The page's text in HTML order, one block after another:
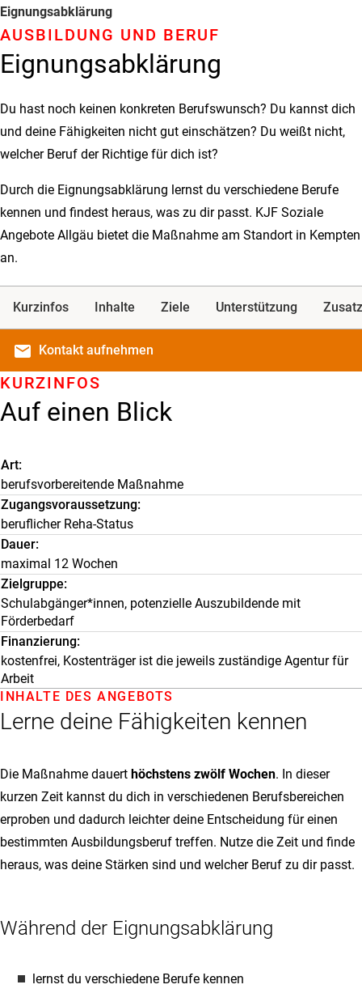
Eignungsabklärung
Eignungsabklärung
AUSBILDUNG UND BERUF
Du hast noch keinen konkreten Berufswunsch? Du kannst dich
und deine Fähigkeiten nicht gut einschätzen? Du weißt nicht,
welcher Beruf der Richtige für dich ist?
Durch die Eignungsabklärung lernst du verschiedene Berufe
kennen und findest heraus, was zu dir passt. KJF Soziale
Angebote Allgäu bietet die Maßnahme am Standort in Kempten
an.
Kurzinfos Inhalte Ziele Unterstützung
email Kontakt aufnehmen
Auf einen Blick
KURZINFOS
Art
berufsvorbereitende Maßnahme
Zugangsvoraussetzung
beruflicher Reha-Status
Dauer
maximal 12 Wochen
Zielgruppe
Schulabgänger*innen, potenzielle Auszubildende mit
Förderbedarf
Finanzierung
kostenfrei, Kostenträger ist die jeweils zuständige Agentur für
Arbeit
Lerne deine Fähigkeiten kennen
INHALTE DES ANGEBOTS
Die Maßnahme dauert höchstens zwölf Wochen. In dieser
kurzen Zeit kannst du dich in verschiedenen Berufsbereichen
erproben und dadurch leichter deine Entscheidung für einen
bestimmten Ausbildungsberuf treffen. Nutze die Zeit und finde
heraus, was deine Stärken sind und welcher Beruf zu dir passt.
Während der Eignungsabklärung
lernst du verschiedene Berufe kennen